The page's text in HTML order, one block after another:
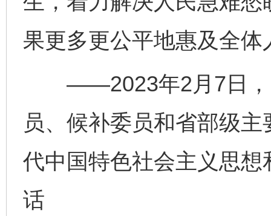
果更多更公平地惠及全体
——2023年2月7日，
员、候补委员和省部级
代中国特色社会主义思
话